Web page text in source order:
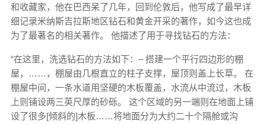
和收藏家，他在巴西呆了几年，回到伦敦后，他写成了最早详
细记录米纳斯吉拉斯地区钻石和黄金开采的著作，如今这也成
为了最著名的相关著作。 他描述了用于寻找钻石的方法：
“在这里，洗选钻石的方法如下：– 搭建一个平行四边形的棚
屋，……，棚屋由几根直立的柱子支撑，屋顶则盖上长草。 在
棚屋中间，一条水道用坚硬的木板覆盖，水流从中流过，木板
上则铺设两三英尺厚的砂砾。 这个区域的另一端则在地面上铺
设了很多[倾斜的]木板……将地面分为大约二十个隔舱或沟